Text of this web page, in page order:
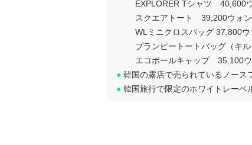
EXPLORER Tシャツ 40,600
スクエアトート 39,200ウォン
WLミニクロスバッグ 37,800ウ
プランピートートバッグ（キ
エコボールキャップ 35,100
● 韓国の露店で売られているノース
● 韓国旅行で限定のホワイトレー